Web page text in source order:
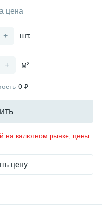
цена
+ шт.
+ м²
0 ₽
на валютном рынке, цены
цену